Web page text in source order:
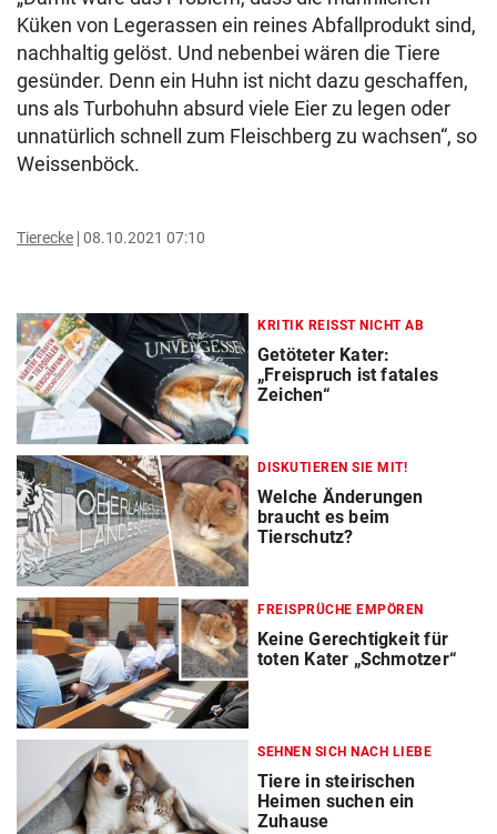
Küken von Legerassen ein reines Abfallprodukt sind,
nachhaltig gelöst. Und nebenbei wären die Tiere
gesünder. Denn ein Huhn ist nicht dazu geschaffen,
uns als Turbohuhn absurd viele Eier zu legen oder
unnatürlich schnell zum Fleischberg zu wachsen“, so
Weissenböck.
Tierecke 08.10.2021 07:10
KRITIK REISST NICHT AB
Getöteter Kater:
„Freispruch ist fatales
Zeichen“
DISKUTIEREN SIE MIT!
Welche Änderungen
braucht es beim
Tierschutz?
FREISPRÜCHE EMPÖREN
Keine Gerechtigkeit für
toten Kater „Schmotzer“
SEHNEN SICH NACH LIEBE
Tiere in steirischen
Heimen suchen ein
Zuhause